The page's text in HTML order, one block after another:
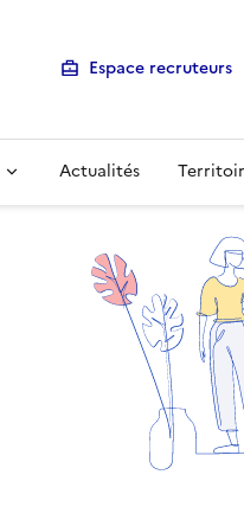
Espace recruteurs
Actualités